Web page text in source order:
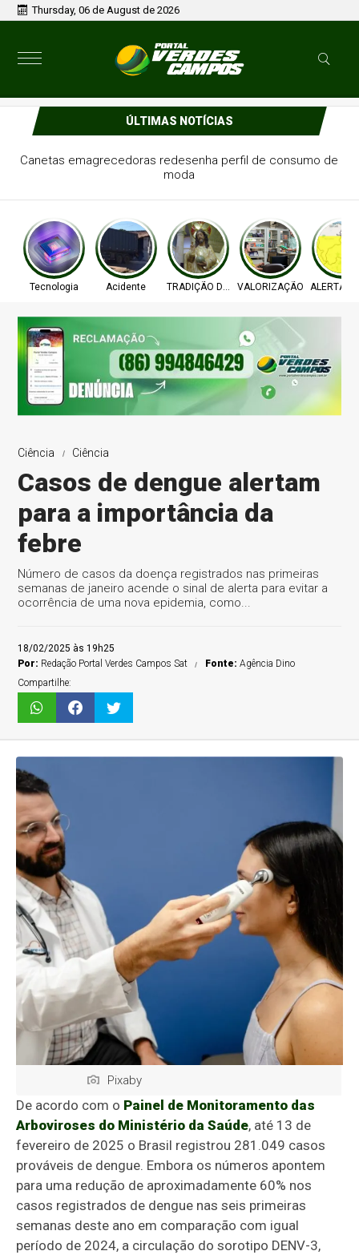
Thursday, 06 de August de 2026
ÚLTIMAS NOTÍCIAS
Canetas emagrecedoras redesenha perfil de consumo de
moda
Tecnologia Acidente TRADIÇÃO DE FÉVALORIZAÇÃO ALERTA
Ciência Ciência
Casos de dengue alertam
para a importância da
febre
Número de casos da doença registrados nas primeiras
semanas de janeiro acende o sinal de alerta para evitar a
ocorrência de uma nova epidemia, como...
18/02/2025 às 19h25
Por: Redação Portal Verdes Campos Sat Fonte:Agência Dino
Compartilhe:
Pixaby
De acordo com o Painel de Monitoramento das
Arboviroses do Ministério da Saúde, até 13 de
fevereiro de 2025 o Brasil registrou 281.049 casos
prováveis de dengue. Embora os números apontem
para uma redução de aproximadamente 60% nos
casos registrados de dengue nas seis primeiras
semanas deste ano em comparação com igual
período de 2024, a circulação do sorotipo DENV-3,